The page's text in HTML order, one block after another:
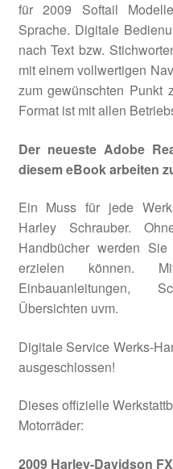
für 2009 Softail
Sprache. Digitale
nach Text bzw.
mit einem vollwertigen
zum gewünschten Punkt
Format ist mit allen
Der neueste Adobe
diesem eBook arbeiten
Ein Muss für jede
Harley Schrauber.
Handbücher werden
erzielen können.
Einbauanleitungen,
Übersichten uvm.
Digitale Service Werks-
ausgeschlossen!
Dieses offizielle
Motorräder:
2009 Harley-Davidson